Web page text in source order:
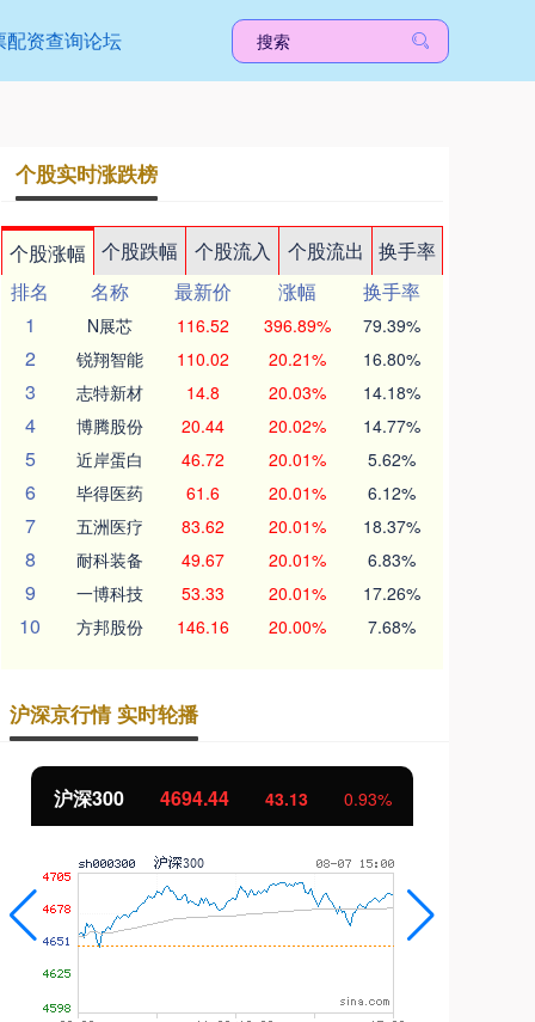
配资查询论坛
个股实时涨跌榜
个股涨幅 个股跌幅 个股流入 个股流出
换手率
排名
名称 最新价 涨幅
换手率
1
N展芯 116.52 396.89% 79.39%
2 锐翔智能 110.02 20.21% 16.80%
3 志特新材 14.8 20.03% 14.18%
4 博腾股份 20.44 20.02% 14.77%
5 近岸蛋白 46.72 20.01% 5.62%
6 毕得医药 61.6 20.01% 6.12%
7 五洲医疗 83.62 20.01% 18.37%
8 耐科装备 49.67 20.01% 6.83%
9 一博科技 53.33 20.01% 17.26%
10 方邦股份 146.16 20.00% 7.68%
沪深京行情 实时轮播
4694.44 43.13 0.93%